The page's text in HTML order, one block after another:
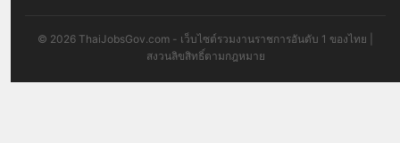
© 2026 ThaiJobsGov.com - เว็บไซต์รวมงานราชการอันดับ 1 ของไทย |
สงวนลิขสิทธิ์ตามกฎหมาย